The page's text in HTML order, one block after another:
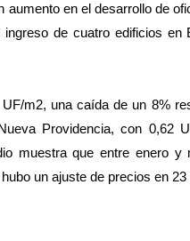
en el desarrollo de
de cuatro edificios en
m2, una caída de un 8%
Providencia, con 0,62
muestra que entre enero
un ajuste de precios en